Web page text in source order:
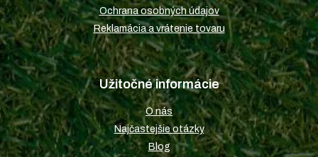
Ochrana osobných údajov
Reklamácia a vrátenie tovaru
Užitočné informácie
O nás
Najčastejšie otázky
Blog